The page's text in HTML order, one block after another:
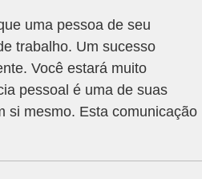
uma pessoa de seu
trabalho. Um sucesso
Você estará muito
pessoal é uma de suas
si mesmo. Esta comunicação